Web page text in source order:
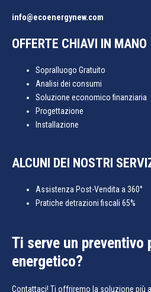
info@ecoenergynew.com
OFFERTE CHIAVI IN MANO
Sopralluogo Gratuito
Analisi dei consumi
Soluzione economico finanziaria
Progettazione
Installazione
ALCUNI DEI NOSTRI
Assistenza Post-Vendita a 360°
Pratiche detrazioni fiscali 65%
Ti serve un preventivo
energetico?
Contattaci! Ti offriremo la soluzione più